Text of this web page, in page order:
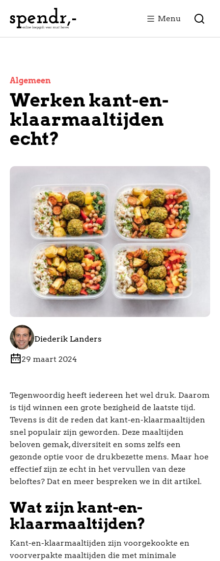
Menu
Algemeen
Werken kant-en-
klaarmaaltijden
echt?
Diederik Landers
29 maart 2024
Tegenwoordig heeft iedereen het wel druk. Daarom
is tijd winnen een grote bezigheid de laatste tijd.
Tevens is dit de reden dat kant-en-klaarmaaltijden
snel populair zijn geworden. Deze maaltijden
beloven gemak, diversiteit en soms zelfs een
gezonde optie voor de drukbezette mens. Maar hoe
effectief zijn ze echt in het vervullen van deze
beloftes? Dat en meer bespreken we in dit artikel.
Wat zijn kant-en-
klaarmaaltijden?
Kant-en-klaarmaaltijden zijn voorgekookte en
voorverpakte maaltijden die met minimale